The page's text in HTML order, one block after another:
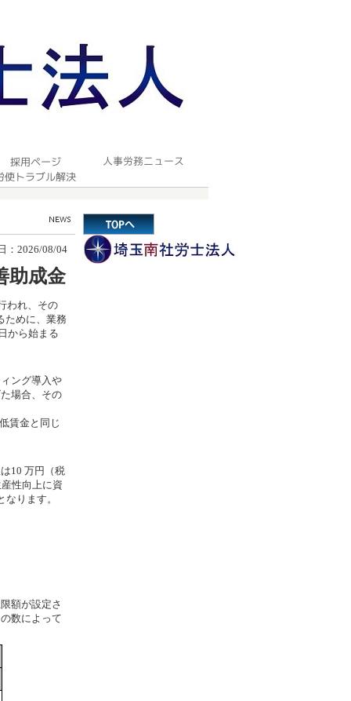
：2026/08/04
助成金
われ、その
ために、業務
から始まる
ング導入や
場合、その
賃金と同じ
10 万円（税
性向上に資
ります。
額が設定さ
数によって